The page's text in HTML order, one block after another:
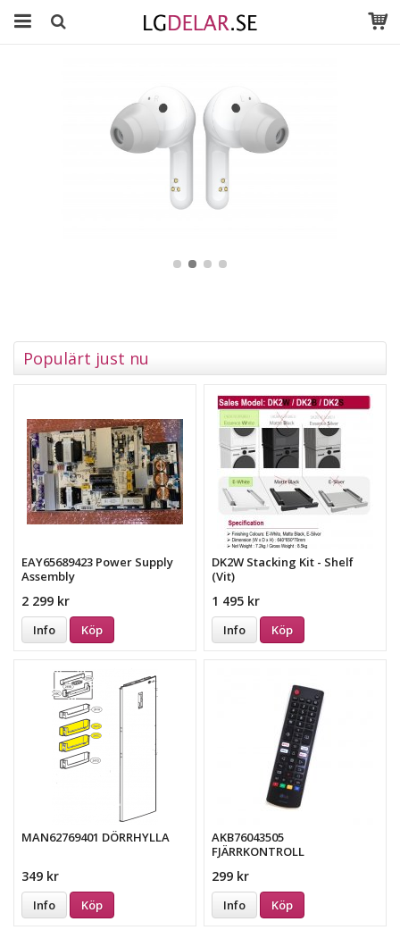
Populärt just nu
EAY65689423 Power Supply
Assembly
2 299 kr
Info Köp
DK2W Stacking Kit - Shelf
(Vit)
1 495 kr
Info Köp
MAN62769401 DÖRRHYLLA
349 kr
Info Köp
AKB76043505
FJÄRRKONTROLL
299 kr
Info Köp